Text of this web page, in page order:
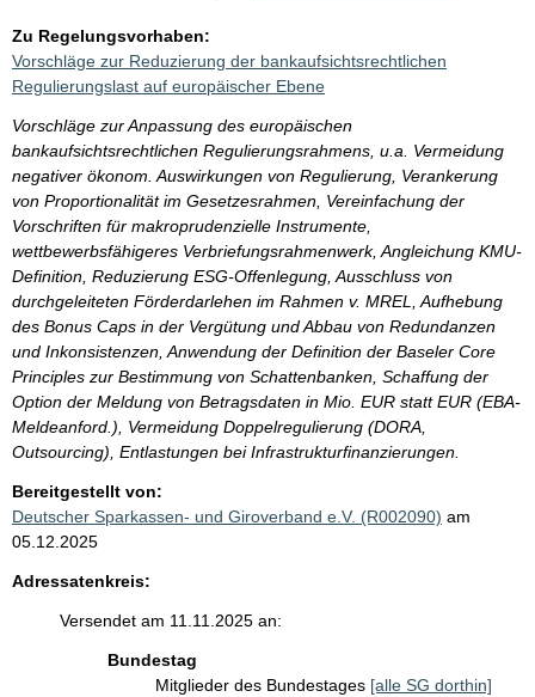
Zu Regelungsvorhaben:
Vorschläge zur Reduzierung der bankaufsichtsrechtlichen
Regulierungslast auf europäischer Ebene
Vorschläge zur Anpassung des europäischen
bankaufsichtsrechtlichen Regulierungsrahmens, u.a. Vermeidung
negativer ökonom. Auswirkungen von Regulierung, Verankerung
von Proportionalität im Gesetzesrahmen, Vereinfachung der
Vorschriften für makroprudenzielle Instrumente,
wettbewerbsfähigeres Verbriefungsrahmenwerk, Angleichung KMU-
Definition, Reduzierung ESG-Offenlegung, Ausschluss von
durchgeleiteten Förderdarlehen im Rahmen v. MREL, Aufhebung
des Bonus Caps in der Vergütung und Abbau von Redundanzen
und Inkonsistenzen, Anwendung der Definition der Baseler Core
Principles zur Bestimmung von Schattenbanken, Schaffung der
Option der Meldung von Betragsdaten in Mio. EUR statt EUR (EBA-
Meldeanford.), Vermeidung Doppelregulierung (DORA,
Outsourcing), Entlastungen bei Infrastrukturfinanzierungen.
Bereitgestellt von:
Deutscher Sparkassen- und Giroverband e.V. (R002090) am
05.12.2025
Adressatenkreis:
Versendet am 11.11.2025 an:
Bundestag
Mitglieder des Bundestages [alle SG dorthin]